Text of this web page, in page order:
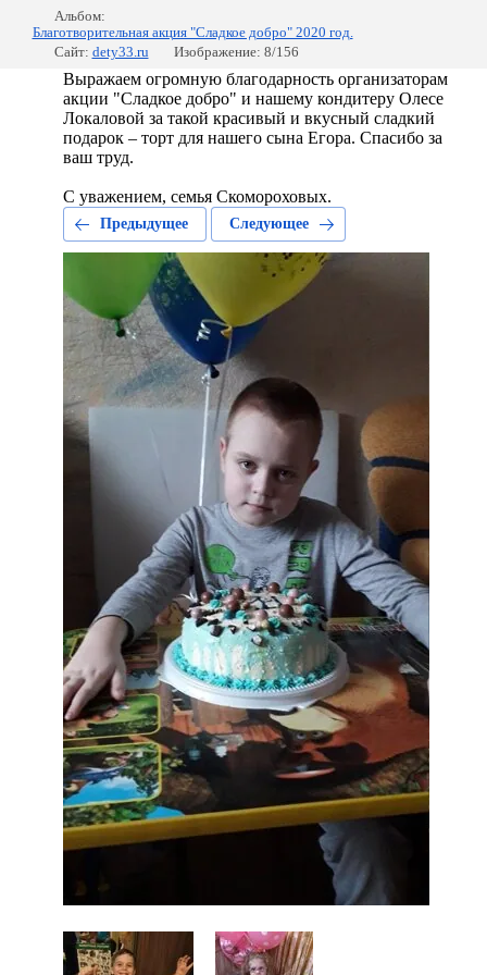
Альбом:
Благотворительная акция "Сладкое добро" 2020 год.
Сайт: dety33.ru Изображение: 8/156
Выражаем огромную благодарность организаторам
акции "Сладкое добро" и нашему кондитеру Олесе
Локаловой за такой красивый и вкусный сладкий
подарок – торт для нашего сына Егора. Спасибо за
ваш труд.
С уважением, семья Скомороховых.
Предыдущее Следующее